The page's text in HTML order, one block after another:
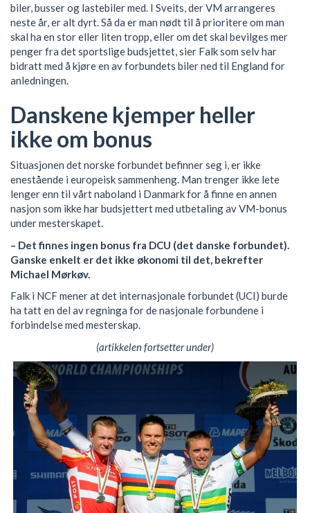
biler, busser og lastebiler med. I Sveits, der VM arrangeres
neste år, er alt dyrt. Så da er man nødt til å prioritere om man
skal ha en stor eller liten tropp, eller om det skal bevilges mer
penger fra det sportslige budsjettet, sier Falk som selv har
bidratt med å kjøre en av forbundets biler ned til England for
anledningen.
Danskene kjemper heller
ikke om bonus
Situasjonen det norske forbundet befinner seg i, er ikke
enestående i europeisk sammenheng. Man trenger ikke lete
lenger enn til vårt naboland i Danmark for å finne en annen
nasjon som ikke har budsjettert med utbetaling av VM-bonus
under mesterskapet.
– Det finnes ingen bonus fra DCU (det danske forbundet).
Ganske enkelt er det ikke økonomi til det, bekrefter
Michael Mørkøv.
Falk i NCF mener at det internasjonale forbundet (UCI) burde
ha tatt en del av regninga for de nasjonale forbundene i
forbindelse med mesterskap.
(artikkelen fortsetter under)